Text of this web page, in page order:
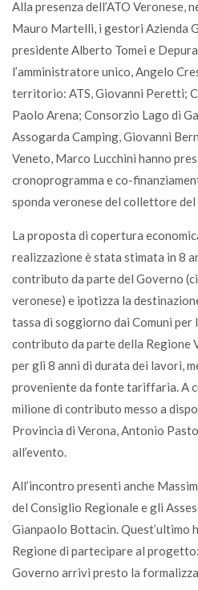
Alla presenza dell’ATO Veronese,
Mauro Martelli, i gestori Azienda
presidente Alberto Tomei e
l’amministratore unico, Angelo
territorio: ATS, Giovanni Peretti;
Paolo Arena; Consorzio Lago di
Assogarda Camping, Giovanni
Veneto, Marco Lucchini hanno
cronoprogramma e co-
sponda veronese del collettore del
La proposta di copertura
realizzazione è stata stimata in 8
contributo da parte del Governo
veronese) e ipotizza la
tassa di soggiorno dai Comuni per
contributo da parte della Regione
per gli 8 anni di durata dei lavori,
proveniente da fonte tariffaria. A
milione di contributo messo a
Provincia di Verona, Antonio
all’evento.
All’incontro presenti anche
del Consiglio Regionale e gli
Gianpaolo Bottacin. Quest’ultimo
Regione di partecipare al
Governo arrivi presto la